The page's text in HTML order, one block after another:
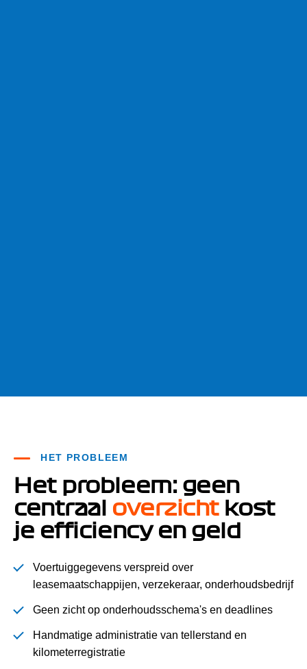
HET PROBLEEM
Het probleem: geen
centraal overzichtkost
je efficiency en geld
Voertuiggegevens verspreid over
leasemaatschappijen, verzekeraar, onderhoudsbedrijf
Geen zicht op onderhoudsschema's en deadlines
Handmatige administratie van tellerstand en
kilometerregistratie